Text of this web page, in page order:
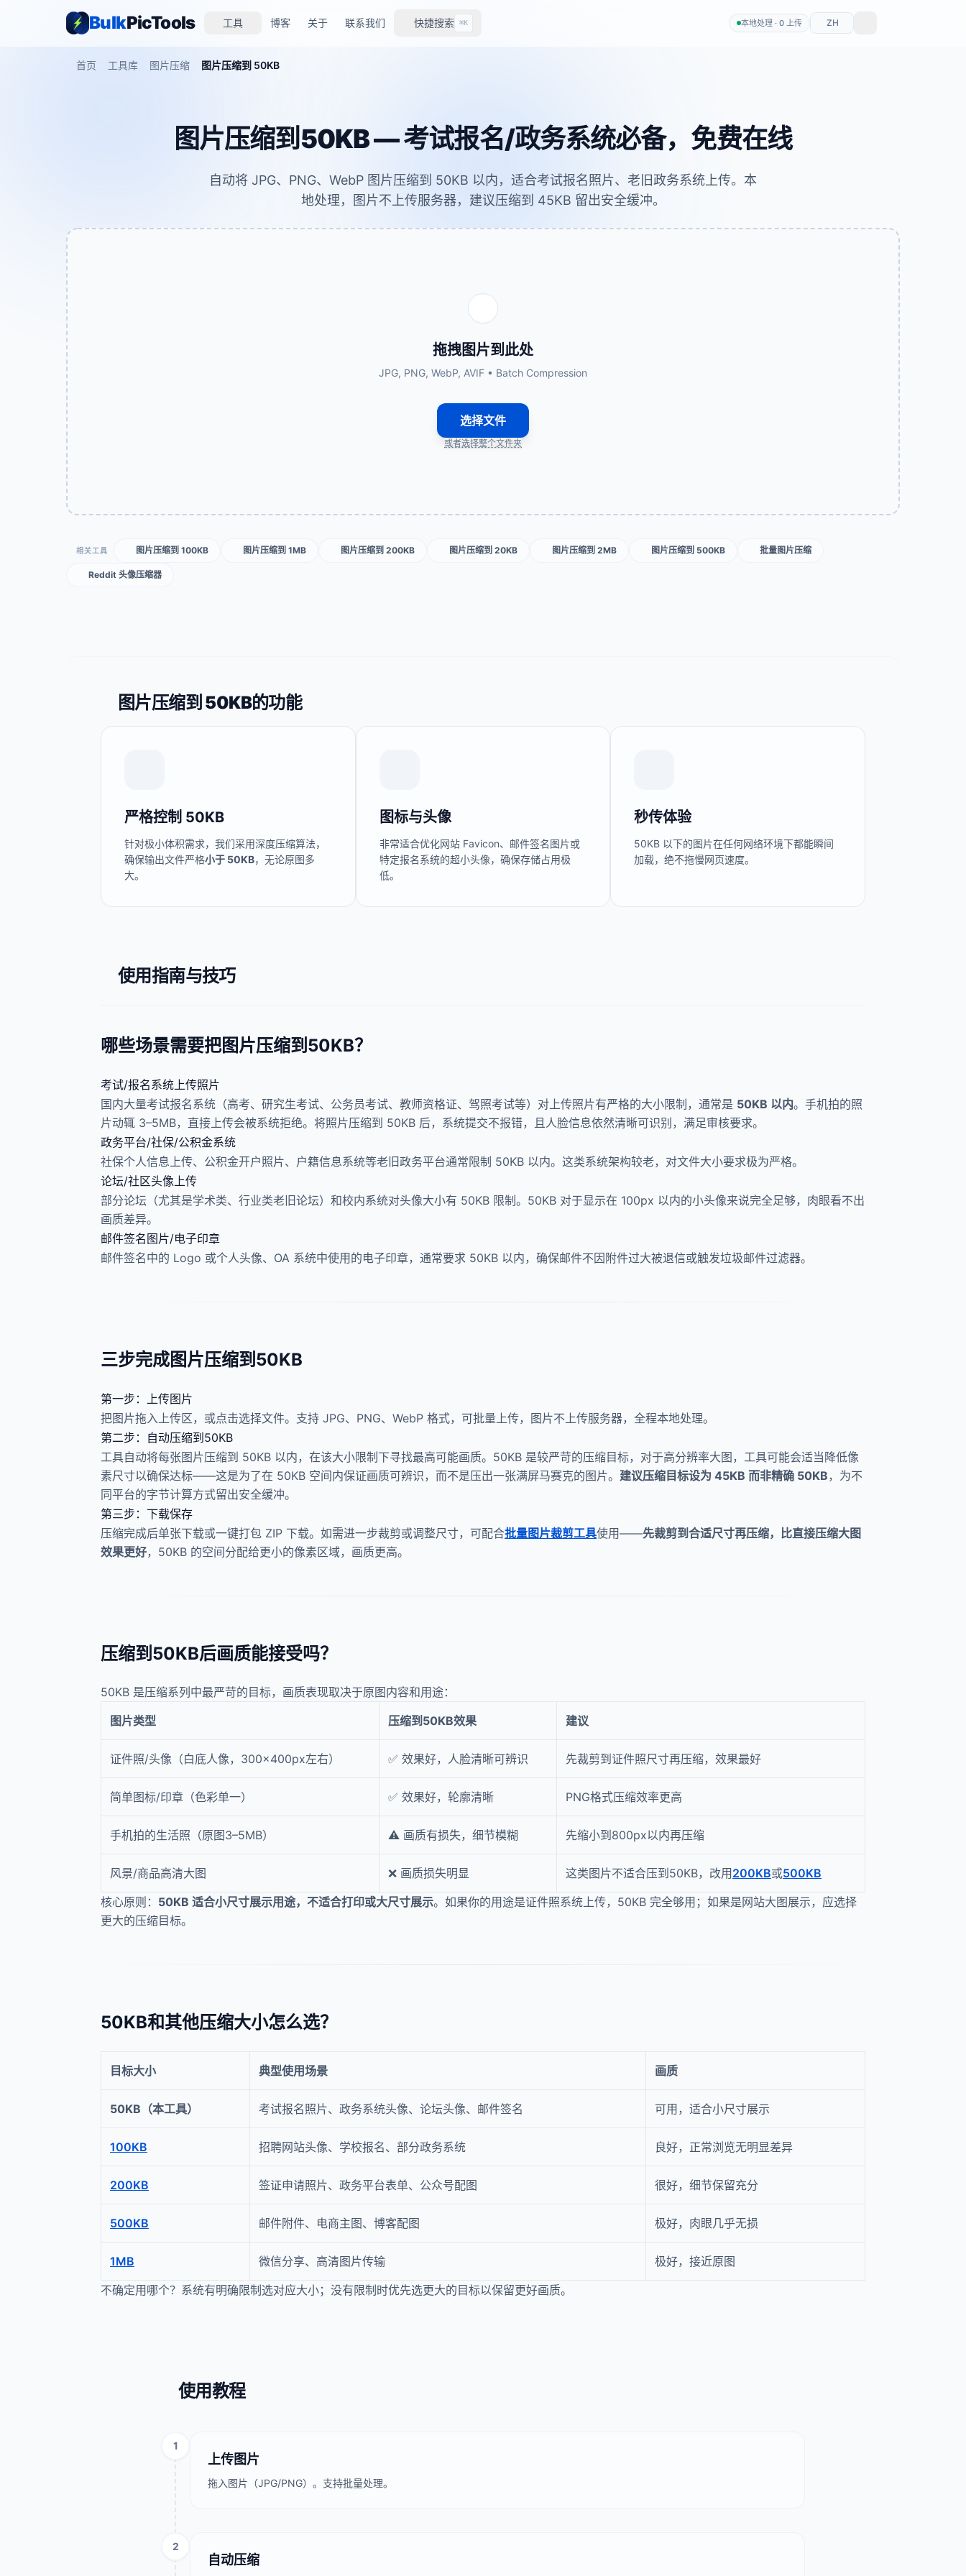
BulkPicTools 工具 博客 关于 联系我们 快捷搜索 ⌘K 本地处理 · 0 上传 ZH
首页 工具库 图片压缩 图片压缩到 50KB
图片压缩到50KB — 考试报名/政务系统必备，免费在线
自动将 JPG、PNG、WebP 图片压缩到 50KB 以内，适合考试报名照片、老旧政务系统上传。本
地处理，图片不上传服务器，建议压缩到 45KB 留出安全缓冲。
拖拽图片到此处
JPG, PNG, WebP, AVIF • Batch Compression
选择文件
或者选择整个文件夹
相关工具 图片压缩到 100KB 图片压缩到 1MB 图片压缩到 200KB 图片压缩到 20KB 图片压缩到 2MB 图片压缩到 500KB 批量图片压缩
Reddit 头像压缩器
图片压缩到 50KB的功能
严格控制 50KB
针对极小体积需求，我们采用深度压缩算法，
确保输出文件严格小于 50KB，无论原图多
大。
图标与头像
非常适合优化网站 Favicon、邮件签名图片或
特定报名系统的超小头像，确保存储占用极
低。
秒传体验
50KB 以下的图片在任何网络环境下都能瞬间
加载，绝不拖慢网页速度。
使用指南与技巧
哪些场景需要把图片压缩到50KB？
考试/报名系统上传照片
国内大量考试报名系统（高考、研究生考试、公务员考试、教师资格证、驾照考试等）对上传照片有严格的大小限制，通常是 50KB 以内。手机拍的照
片动辄 3–5MB，直接上传会被系统拒绝。将照片压缩到 50KB 后，系统提交不报错，且人脸信息依然清晰可识别，满足审核要求。
政务平台/社保/公积金系统
社保个人信息上传、公积金开户照片、户籍信息系统等老旧政务平台通常限制 50KB 以内。这类系统架构较老，对文件大小要求极为严格。
论坛/社区头像上传
部分论坛（尤其是学术类、行业类老旧论坛）和校内系统对头像大小有 50KB 限制。50KB 对于显示在 100px 以内的小头像来说完全足够，肉眼看不出
画质差异。
邮件签名图片/电子印章
邮件签名中的 Logo 或个人头像、OA 系统中使用的电子印章，通常要求 50KB 以内，确保邮件不因附件过大被退信或触发垃圾邮件过滤器。
三步完成图片压缩到50KB
第一步：上传图片
把图片拖入上传区，或点击选择文件。支持 JPG、PNG、WebP 格式，可批量上传，图片不上传服务器，全程本地处理。
第二步：自动压缩到50KB
工具自动将每张图片压缩到 50KB 以内，在该大小限制下寻找最高可能画质。50KB 是较严苛的压缩目标，对于高分辨率大图，工具可能会适当降低像
素尺寸以确保达标——这是为了在 50KB 空间内保证画质可辨识，而不是压出一张满屏马赛克的图片。 建议压缩目标设为 45KB 而非精确 50KB，为不
同平台的字节计算方式留出安全缓冲。
第三步：下载保存
压缩完成后单张下载或一键打包 ZIP 下载。如需进一步裁剪或调整尺寸，可配合批量图片裁剪工具使用——先裁剪到合适尺寸再压缩，比直接压缩大图
效果更好，50KB 的空间分配给更小的像素区域，画质更高。
压缩到50KB后画质能接受吗？
50KB 是压缩系列中最严苛的目标，画质表现取决于原图内容和用途：
图片类型
压缩到50KB效果 建议
证件照/头像（白底人像，300×400px左右） ✅ 效果好，人脸清晰可辨识 先裁剪到证件照尺寸再压缩，效果最好
简单图标/印章（色彩单一） ✅ 效果好，轮廓清晰 PNG格式压缩效率更高
手机拍的生活照（原图3–5MB） ⚠️ 画质有损失，细节模糊 先缩小到800px以内再压缩
风景/商品高清大图 ❌ 画质损失明显 这类图片不适合压到50KB，改用 200KB或500KB
核心原则： 50KB 适合小尺寸展示用途，不适合打印或大尺寸展示。如果你的用途是证件照系统上传，50KB 完全够用；如果是网站大图展示，应选择
更大的压缩目标。
50KB和其他压缩大小怎么选？
目标大小 典型使用场景 画质
50KB（本工具） 考试报名照片、政务系统头像、论坛头像、邮件签名 可用，适合小尺寸展示
100KB 招聘网站头像、学校报名、部分政务系统 良好，正常浏览无明显差异
200KB 签证申请照片、政务平台表单、公众号配图 很好，细节保留充分
500KB 邮件附件、电商主图、博客配图 极好，肉眼几乎无损
1MB 微信分享、高清图片传输
极好，接近原图
不确定用哪个？系统有明确限制选对应大小；没有限制时优先选更大的目标以保留更好画质。
使用教程
1
上传图片
拖入图片（JPG/PNG）。支持批量处理。
2
自动压缩